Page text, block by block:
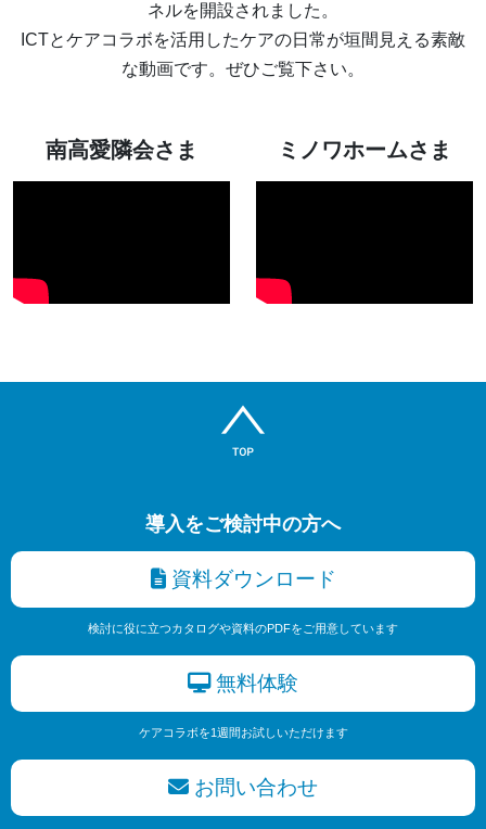
ネルを開設されました。
ICTとケアコラボを活用したケアの日常が垣間見える素敵
な動画です。ぜひご覧下さい。
南高愛隣会さま ミノワホームさま
導入をご検討中の方へ
資料ダウンロード
検討に役に立つカタログや資料のPDFをご用意しています
無料体験
ケアコラボを1週間お試しいただけます
お問い合わせ